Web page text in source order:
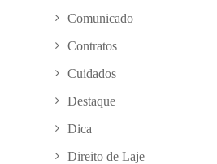
Comunicado
Contratos
Cuidados
Destaque
Dica
Direito de Laje